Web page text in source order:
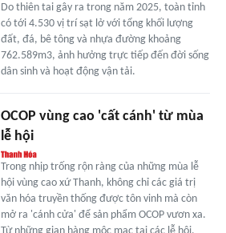
Do thiên tai gây ra trong năm 2025, toàn tỉnh
có tới 4.530 vị trí sạt lở với tổng khối lượng
đất, đá, bê tông và nhựa đường khoảng
762.589m3, ảnh hưởng trực tiếp đến đời sống
dân sinh và hoạt động vận tải.
OCOP vùng cao 'cất cánh' từ mùa
lễ hội
Trong nhịp trống rộn ràng của những mùa lễ
hội vùng cao xứ Thanh, không chỉ các giá trị
văn hóa truyền thống được tôn vinh mà còn
mở ra 'cánh cửa' để sản phẩm OCOP vươn xa.
Từ những gian hàng mộc mạc tại các lễ hội,